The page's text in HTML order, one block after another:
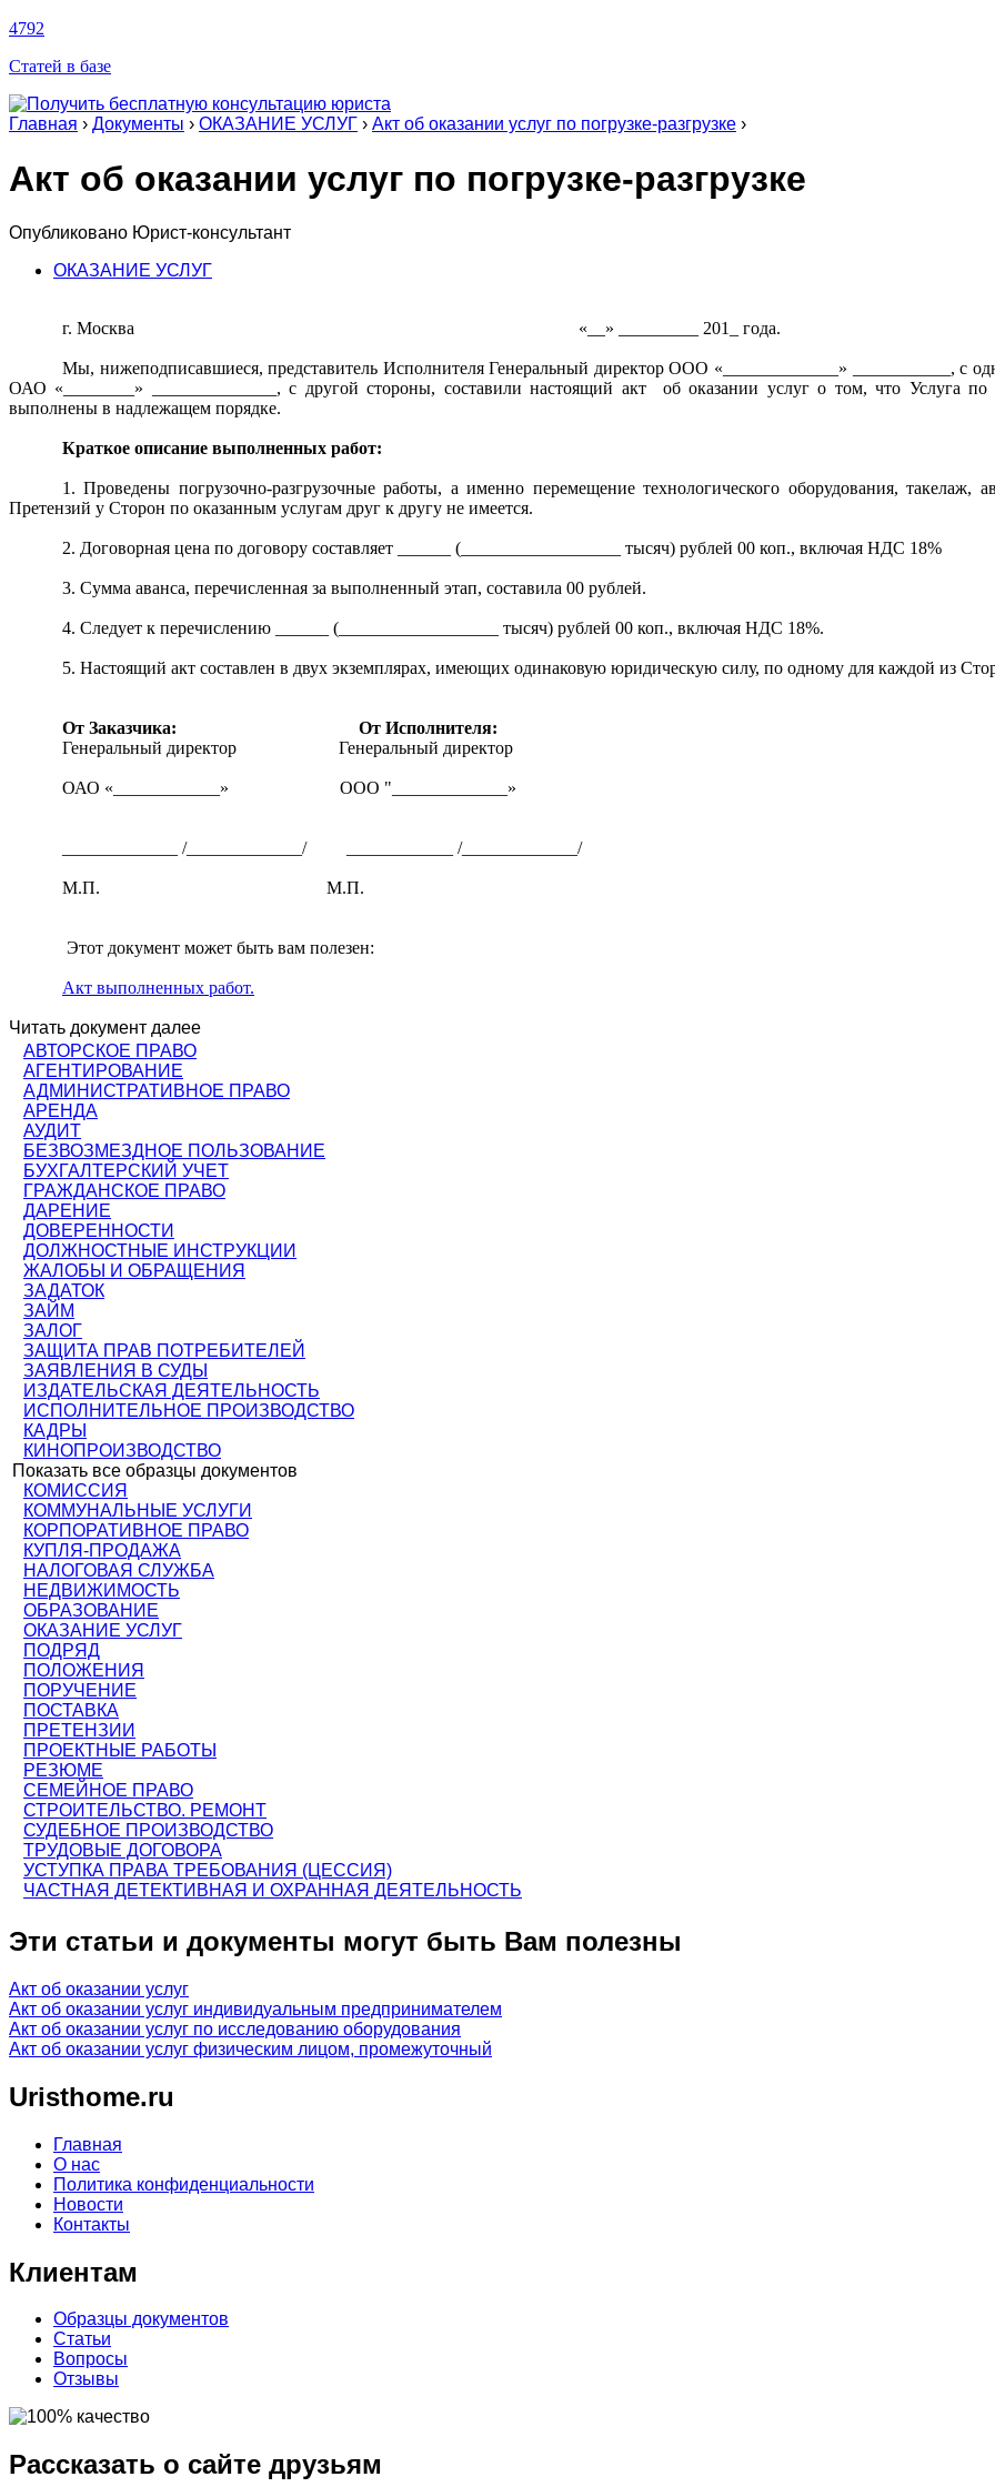
4792
Статей в базе
Главная › Документы › ОКАЗАНИЕ УСЛУГ › Акт об оказании услуг по погрузке-разгрузке ›
Акт об оказании услуг по погрузке-разгрузке
Опубликовано Юрист-консультант
ОКАЗАНИЕ УСЛУГ
г. Москва «__» _________ 201_ года.
Мы, нижеподписавшиеся, представитель Исполнителя Генеральный директор ООО «_____________» ___________, с
ОАО «________» ______________, с другой стороны, составили настоящий акт об оказании услуг о том, что Услуга по
выполнены в надлежащем порядке.
Краткое описание выполненных работ:
1. Проведены погрузочно-разгрузочные работы, а именно перемещение технологического оборудования, такелаж,
Претензий у Сторон по оказанным услугам друг к другу не имеется.
2. Договорная цена по договору составляет ______ (__________________ тысяч) рублей 00 коп., включая НДС 18%
3. Сумма аванса, перечисленная за выполненный этап, составила 00 рублей.
4. Следует к перечислению ______ (__________________ тысяч) рублей 00 коп., включая НДС 18%.
5. Настоящий акт составлен в двух экземплярах, имеющих одинаковую юридическую силу, по одному для каждой из
От Заказчика: От Исполнителя:
Генеральный директор
Генеральный директор
ОАО «____________» ООО "_____________»
_____________ /_____________/ ____________ /_____________/
М.П. М.П.
Этот документ может быть вам полезен:
Акт выполненных работ.
Читать документ далее
АВТОРСКОЕ ПРАВО
АГЕНТИРОВАНИЕ
АДМИНИСТРАТИВНОЕ ПРАВО
АРЕНДА
АУДИТ
БЕЗВОЗМЕЗДНОЕ ПОЛЬЗОВАНИЕ
БУХГАЛТЕРСКИЙ УЧЕТ
ГРАЖДАНСКОЕ ПРАВО
ДАРЕНИЕ
ДОВЕРЕННОСТИ
ДОЛЖНОСТНЫЕ ИНСТРУКЦИИ
ЖАЛОБЫ И ОБРАЩЕНИЯ
ЗАДАТОК
ЗАЙМ
ЗАЛОГ
ЗАЩИТА ПРАВ ПОТРЕБИТЕЛЕЙ
ЗАЯВЛЕНИЯ В СУДЫ
ИЗДАТЕЛЬСКАЯ ДЕЯТЕЛЬНОСТЬ
ИСПОЛНИТЕЛЬНОЕ ПРОИЗВОДСТВО
КАДРЫ
КИНОПРОИЗВОДСТВО
Показать все образцы документов
КОМИССИЯ
КОММУНАЛЬНЫЕ УСЛУГИ
КОРПОРАТИВНОЕ ПРАВО
КУПЛЯ-ПРОДАЖА
НАЛОГОВАЯ СЛУЖБА
НЕДВИЖИМОСТЬ
ОБРАЗОВАНИЕ
ОКАЗАНИЕ УСЛУГ
ПОДРЯД
ПОЛОЖЕНИЯ
ПОРУЧЕНИЕ
ПОСТАВКА
ПРЕТЕНЗИИ
ПРОЕКТНЫЕ РАБОТЫ
РЕЗЮМЕ
СЕМЕЙНОЕ ПРАВО
СТРОИТЕЛЬСТВО. РЕМОНТ
СУДЕБНОЕ ПРОИЗВОДСТВО
ТРУДОВЫЕ ДОГОВОРА
УСТУПКА ПРАВА ТРЕБОВАНИЯ (ЦЕССИЯ)
ЧАСТНАЯ ДЕТЕКТИВНАЯ И ОХРАННАЯ ДЕЯТЕЛЬНОСТЬ
Эти статьи и документы могут быть Вам полезны
Акт об оказании услуг
Акт об оказании услуг индивидуальным предпринимателем
Акт об оказании услуг по исследованию оборудования
Акт об оказании услуг физическим лицом, промежуточный
Uristhome.ru
Главная
О нас
Политика конфиденциальности
Новости
Контакты
Клиентам
Образцы документов
Статьи
Вопросы
Отзывы
Рассказать о сайте друзьям